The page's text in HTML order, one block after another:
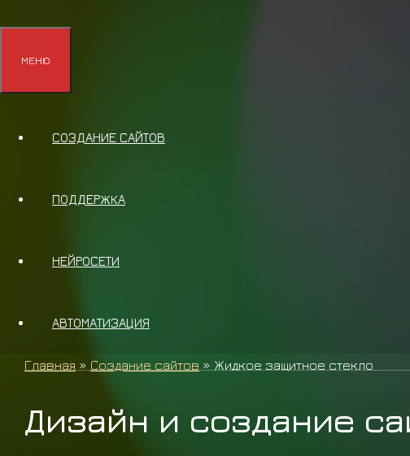
МЕНЮ
СОЗДАНИЕ САЙТОВ
ПОДДЕРЖКА
НЕЙРОСЕТИ
АВТОМАТИЗАЦИЯ
Главная » Создание сайтов » Жидкое защитное стекло
Дизайн и создание